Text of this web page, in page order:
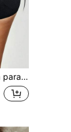
de glúteos y efecto adelgazante, ropa interior